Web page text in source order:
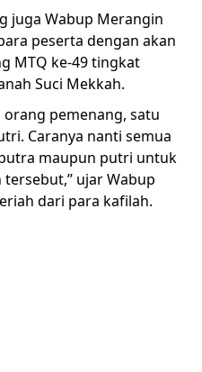
juga Wabup Merangin
peserta dengan akan
MTQ ke-49 tingkat
Suci Mekkah.
orang pemenang, satu
Caranya nanti semua
maupun putri untuk
ujar Wabup
dari para kafilah.